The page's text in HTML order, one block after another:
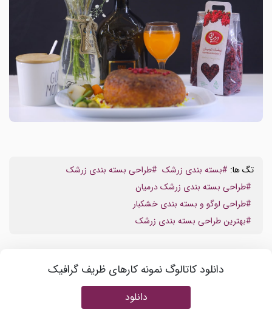
تگ ها: #بسته بندی زرشک #طراحی بسته بندی زرشک
#طراحی بسته بندی زرشک درمیان
#طراحی لوگو و بسته بندی خشکبار
#بهترین طراحی بسته بندی زرشک
دانلود کاتالوگ نمونه کارهای ظریف گرافیک
دانلود